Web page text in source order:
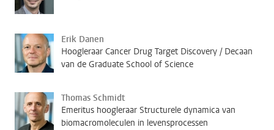
Erik Danen
Hoogleraar Cancer Drug Target Discovery / Decaan
van de Graduate School of Science
Thomas Schmidt
Emeritus hoogleraar Structurele dynamica van
biomacromoleculen in levensprocessen